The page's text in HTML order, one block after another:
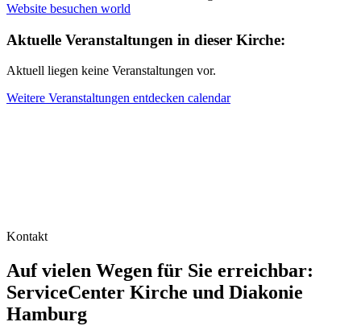
Website besuchen world
Aktuelle Veranstaltungen in dieser Kirche:
Aktuell liegen keine Veranstaltungen vor.
Weitere Veranstaltungen entdecken calendar
Kontakt
Auf vielen Wegen für Sie erreichbar:
ServiceCenter Kirche und Diakonie
Hamburg